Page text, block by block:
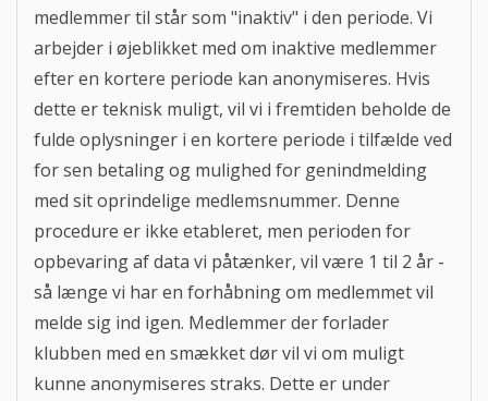
medlemmer til står som "inaktiv" i den periode. Vi
arbejder i øjeblikket med om inaktive medlemmer
efter en kortere periode kan anonymiseres. Hvis
dette er teknisk muligt, vil vi i fremtiden beholde de
fulde oplysninger i en kortere periode i tilfælde ved
for sen betaling og mulighed for genindmelding
med sit oprindelige medlemsnummer. Denne
procedure er ikke etableret, men perioden for
opbevaring af data vi påtænker, vil være 1 til 2 år -
så længe vi har en forhåbning om medlemmet vil
melde sig ind igen. Medlemmer der forlader
klubben med en smækket dør vil vi om muligt
kunne anonymiseres straks. Dette er under